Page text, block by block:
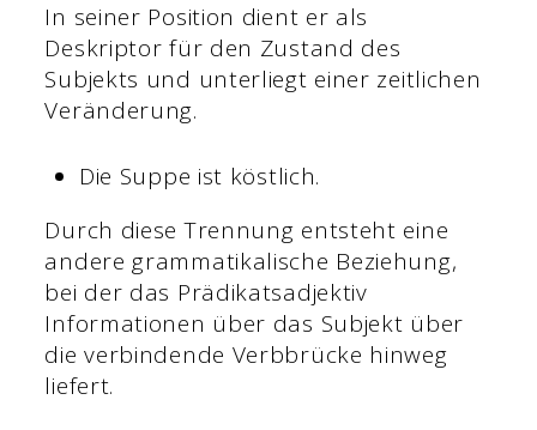
In seiner Position dient er als
Deskriptor für den Zustand des
Subjekts und unterliegt einer zeitlichen
Veränderung.
Die Suppe ist köstlich.
Durch diese Trennung entsteht eine
andere grammatikalische Beziehung,
bei der das Prädikatsadjektiv
Informationen über das Subjekt über
die verbindende Verbbrücke hinweg
liefert.